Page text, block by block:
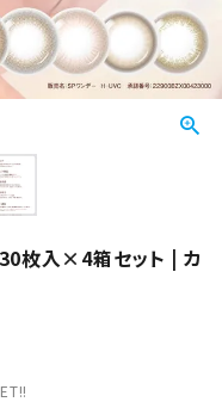
30枚入×4箱セット | カ